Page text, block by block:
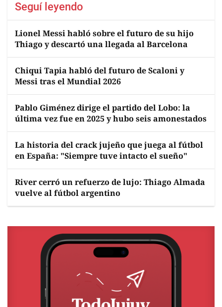
Seguí leyendo
Lionel Messi habló sobre el futuro de su hijo
Thiago y descartó una llegada al Barcelona
Chiqui Tapia habló del futuro de Scaloni y
Messi tras el Mundial 2026
Pablo Giménez dirige el partido del Lobo: la
última vez fue en 2025 y hubo seis amonestados
La historia del crack jujeño que juega al fútbol
en España: "Siempre tuve intacto el sueño"
River cerró un refuerzo de lujo: Thiago Almada
vuelve al fútbol argentino